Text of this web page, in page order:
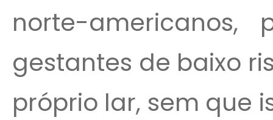
norte-americanos,
gestantes de baixo
próprio lar, sem que